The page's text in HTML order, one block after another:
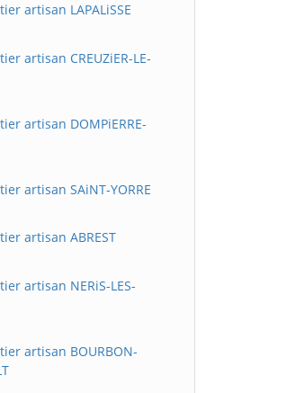
artisan LAPALiSSE
artisan CREUZiER-LE-
artisan DOMPiERRE-
artisan SAiNT-YORRE
artisan ABREST
artisan NERiS-LES-
artisan BOURBON-